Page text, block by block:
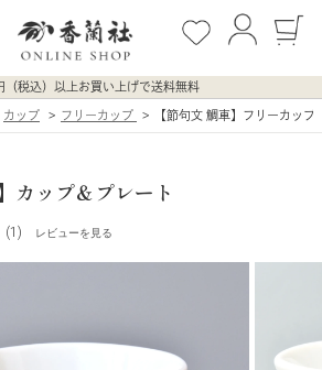
（税込）以上お買い上げで送料無料
カップ フリーカップ 【節句文 鯛車】フリーカッ
カップ＆プレート
(1) レビューを見る